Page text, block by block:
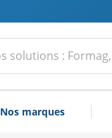
Nos marques